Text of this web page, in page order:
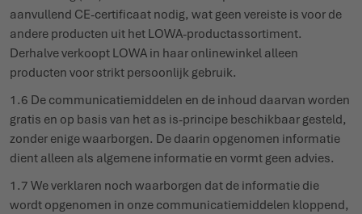
aanvullend CE-certi­ficaat nodig, wat geen vereiste is voor de
andere producten uit het LOWA-product­as­sor­timent.
Derhalve verkoopt LOWA in haar onli­ne­winkel alleen
producten voor strikt persoonlijk gebruik.
1.6 De commu­ni­ca­tie­middelen en de inhoud daarvan worden
gratis en op basis van het as is-principe beschikbaar gesteld,
zonder enige waar­borgen. De daarin opgenomen informatie
dient alleen als algemene informatie en vormt geen advies.
1.7 We verklaren noch waar­borgen dat de informatie die
wordt opgenomen in onze commu­ni­ca­tie­middelen kloppend,